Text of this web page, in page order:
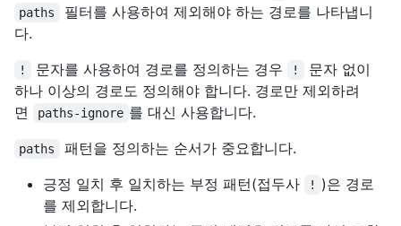
paths
필터를 사용하여 제외해야 하는 경로를 나타냅니
다.
! 문자를 사용하여 경로를 정의하는 경우 !
문자 없이
하나 이상의 경로도 정의해야 합니다. 경로만 제외하려
면
paths-ignore 를 대신 사용합니다.
paths
패턴을 정의하는 순서가 중요합니다.
긍정 일치 후 일치하는 부정 패턴(접두사
!
)은 경로
를 제외합니다.